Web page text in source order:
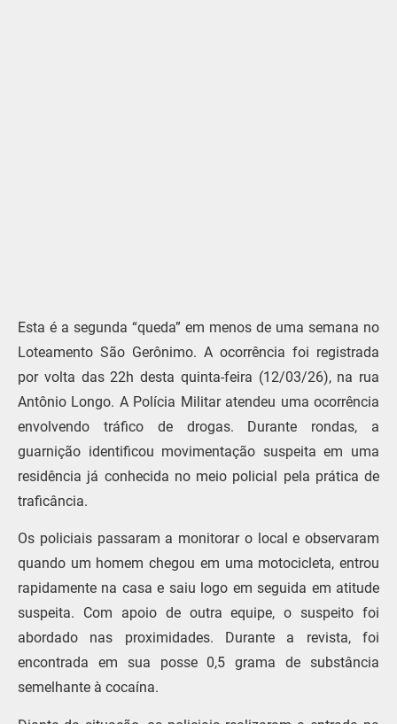
Esta é a segunda “queda” em menos de uma semana no
Loteamento São Gerônimo. A ocorrência foi registrada
por volta das 22h desta quinta-feira (12/03/26), na rua
Antônio Longo. A Polícia Militar atendeu uma ocorrência
envolvendo tráfico de drogas. Durante rondas, a
guarnição identificou movimentação suspeita em uma
residência já conhecida no meio policial pela prática de
traficância.
Os policiais passaram a monitorar o local e observaram
quando um homem chegou em uma motocicleta, entrou
rapidamente na casa e saiu logo em seguida em atitude
suspeita. Com apoio de outra equipe, o suspeito foi
abordado nas proximidades. Durante a revista, foi
encontrada em sua posse 0,5 grama de substância
semelhante à cocaína.